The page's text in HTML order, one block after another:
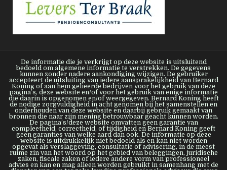
De informatie die je verkrijgt op deze website is uitsluitend
bedoeld om algemene informatie te verstrekken. De gegevens
kunnen zonder nadere aankondiging wijzigen. De gebruiker
accepteert de uitsluiting van iedere aansprakelijkheid van Bernard
Koning of aan hem gelieerde bedrijven voor het gebruik van deze
pagina’s, deze website en/of voor het gebruik van enige informatie
die daarin is opgenomen en/of weergegeven. Bernard Koning heeft
de nodige zorgvuldigheid in acht genomen bij het samenstellen en
onderhouden van deze website en daarbij gebruik gemaakt van
bronnen die naar zijn mening betrouwbaar geacht kunnen worden.
De pagina’s/deze website omvatten geen garantie van
compleetheid, correctheid, of tijdigheid en Bernard Koning geeft
geen garanties van welke aard dan ook. De informatie op deze
website is uitdrukkelijk niet bedoeld als en kan niet worden
opgevat als verslaggeving, consultatie of advisering, in de meest
ruime zin van het woord op het gebied van beleggingen, juridische
zaken, fiscale zaken of iedere andere vorm van professioneel
advies en kan en mag alleen worden gebruikt in samenhang met de